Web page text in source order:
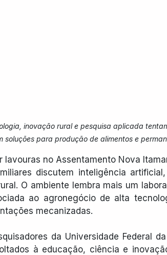
inovação rural e pesquisa aplicada
soluções para produção de alimentos e
lavouras no Assentamento Nova
discutem inteligência
O ambiente lembra mais um
ao agronegócio de alta
mecanizadas.
da Universidade Federal
à educação, ciência e